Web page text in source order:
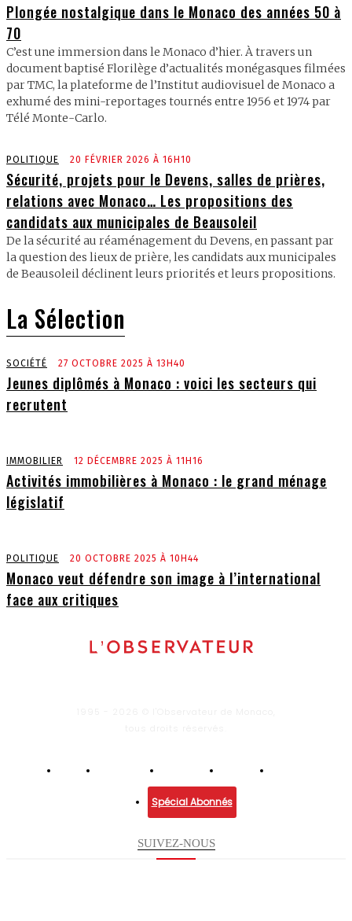
Plongée nostalgique dans le Monaco des années 50 à
70
C’est une immersion dans le Monaco d’hier. À travers un
document baptisé Florilège d’actualités monégasques filmées
par TMC, la plateforme de l’Institut audiovisuel de Monaco a
exhumé des mini-reportages tournés entre 1956 et 1974 par
Télé Monte-Carlo.
POLITIQUE 20 FÉVRIER 2026 À 16H10
Sécurité, projets pour le Devens, salles de prières,
relations avec Monaco… Les propositions des
candidats aux municipales de Beausoleil
De la sécurité au réaménagement du Devens, en passant par
la question des lieux de prière, les candidats aux municipales
de Beausoleil déclinent leurs priorités et leurs propositions.
La Sélection
SOCIÉTÉ 27 OCTOBRE 2025 À 13H40
Jeunes diplômés à Monaco : voici les secteurs qui
recrutent
IMMOBILIER 12 DÉCEMBRE 2025 À 11H16
Activités immobilières à Monaco : le grand ménage
législatif
POLITIQUE 20 OCTOBRE 2025 À 10H44
Monaco veut défendre son image à l’international
face aux critiques
Spécial Abonnés
SUIVEZ-NOUS